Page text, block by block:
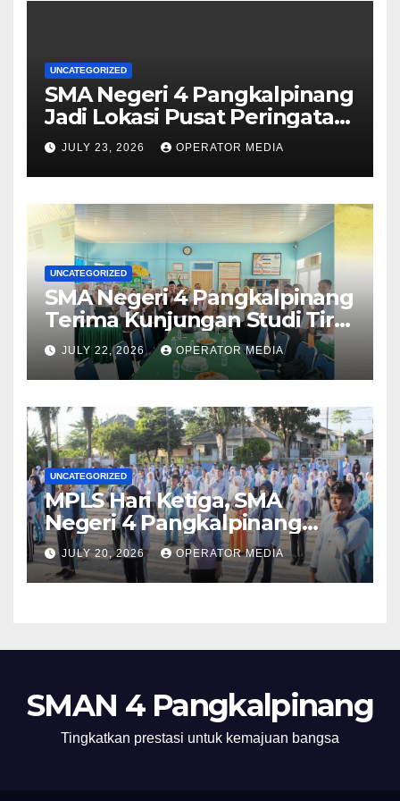
UNCATEGORIZED
SMA Negeri 4 Pangkalpinang
Jadi Lokasi Pusat Peringatan
Hari Anak Nasional 2026 di
Bangka Belitung
JULY 23, 2026 OPERATOR MEDIA
UNCATEGORIZED
SMA Negeri 4 Pangkalpinang
Terima Kunjungan Studi Tiru
Manajemen dari SMA Negeri
1 Lubuk Besar
JULY 22, 2026 OPERATOR MEDIA
UNCATEGORIZED
MPLS Hari Ketiga, SMA
Negeri 4 Pangkalpinang
Hadirkan BPMP, DLH, dan BEI
untuk Bekali Murid Baru
JULY 20, 2026 OPERATOR MEDIA
SMAN 4 Pangkalpinang
Tingkatkan prestasi untuk kemajuan bangsa